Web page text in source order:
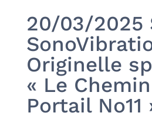
20/03/2025
Originelle
« Le
Portail No11